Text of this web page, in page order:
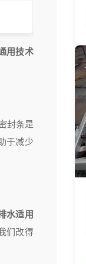
用技术
封条是
于减少
水适用
们改得